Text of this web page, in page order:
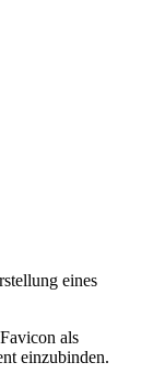
eines
als
einzubinden.